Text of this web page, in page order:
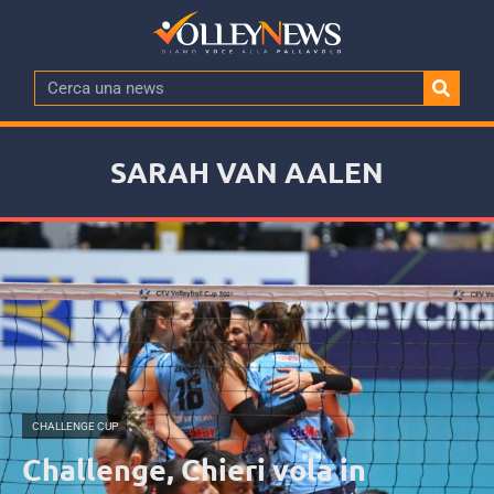
SARAH VAN AALEN
CHALLENGE CUP
Challenge, Chieri vola in